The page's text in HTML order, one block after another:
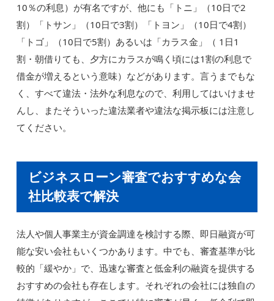
10％の利息）が有名ですが、他にも「トニ」（10日で2
割）「トサン」（10日で3割）「トヨン」（10日で4割）
「トゴ」（10日で5割）あるいは「カラス金」（ 1日1
割・朝借りても、夕方にカラスが鳴く頃には1割の利息で
借金が増えるという意味）などがあります。言うまでもな
く、すべて違法・法外な利息なので、利用してはいけませ
んし、またそういった違法業者や違法な掲示板には注意し
てください。
ビジネスローン審査でおすすめな会
社比較表で解決
法人や個人事業主が資金調達を検討する際、即日融資が可
能な安い会社もいくつかあります。中でも、審査基準が比
較的「緩やか」で、迅速な審査と低金利の融資を提供する
おすすめの会社も存在します。それぞれの会社には独自の